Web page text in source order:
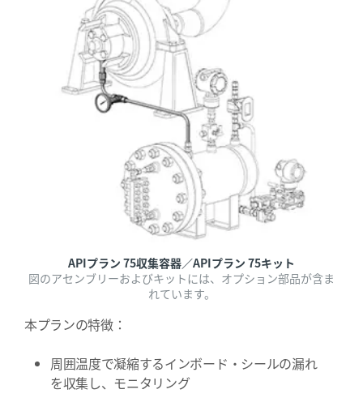
APIプラン 75収集容器／APIプラン 75キット
図のアセンブリーおよびキットには、オプション部品が含ま
れています。
本プランの特徴：
周囲温度で凝縮するインボード・シールの漏れ
を収集し、モニタリング